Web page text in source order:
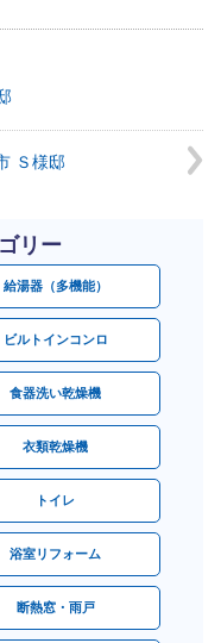
Ｓ様邸
リー
給湯器（多機能）
ビルトインコンロ
食器洗い乾燥機
衣類乾燥機
トイレ
浴室リフォーム
断熱窓・雨戸